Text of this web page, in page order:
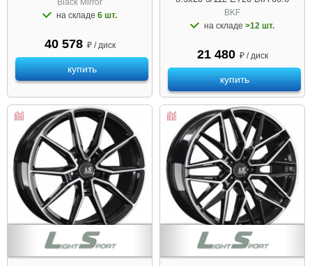
на складе 6 шт.
40 578 ₽ / диск
купить
BKF
на складе >12 шт.
21 480 ₽ / диск
купить